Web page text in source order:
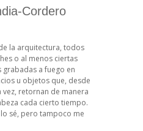
Cordero
la arquitectura, todos
o al menos ciertas
a fuego en
u objetos que, desde
retornan de manera
cada cierto tiempo.
sé, pero tampoco me